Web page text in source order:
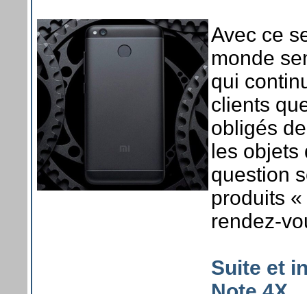
Avec ce
monde
qui
clients
obligés
les objets
question
produits
rendez-
Suite et